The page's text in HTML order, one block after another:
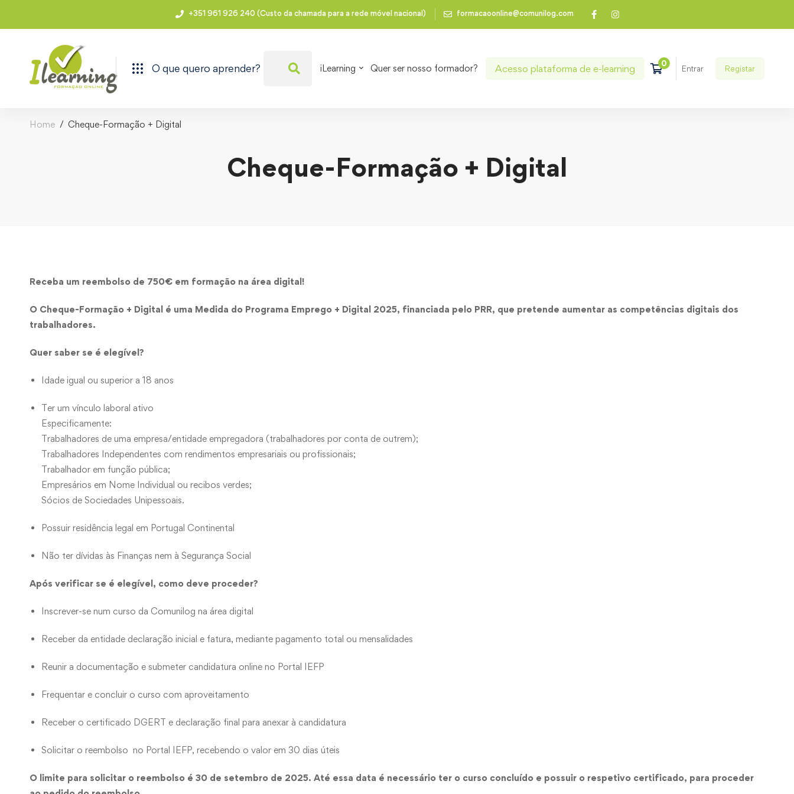
+351 961 926 240 (Custo da chamada para a rede móvel nacional) formacaoonline@comunilog.com
O que quero aprender? iLearning Quer ser nosso formador? Acesso plataforma de e-learning Entrar Registar
Home Cheque-Formação + Digital
Cheque-Formação + Digital
Receba um reembolso de 750€ em formação na área digital!
O Cheque-Formação + Digital é uma Medida do Programa Emprego + Digital 2025, financiada pelo PRR, que pretende aumentar as competências digitais dos
trabalhadores.
Quer saber se é elegível?
Idade igual ou superior a 18 anos
Ter um vínculo laboral ativo
Especificamente:
Trabalhadores de uma empresa/entidade empregadora (trabalhadores por conta de outrem);
Trabalhadores Independentes com rendimentos empresariais ou profissionais;
Trabalhador em função pública;
Empresários em Nome Individual ou recibos verdes;
Sócios de Sociedades Unipessoais.
Possuir residência legal em Portugal Continental
Não ter dívidas às Finanças nem à Segurança Social
Após verificar se é elegível, como deve proceder?
Inscrever-se num curso da Comunilog na área digital
Receber da entidade declaração inicial e fatura, mediante pagamento total ou mensalidades
Reunir a documentação e submeter candidatura online no Portal IEFP
Frequentar e concluir o curso com aproveitamento
Receber o certificado DGERT e declaração final para anexar à candidatura
Solicitar o reembolso no Portal IEFP, recebendo o valor em 30 dias úteis
O limite para solicitar o reembolso é 30 de setembro de 2025. Até essa data é necessário ter o curso concluído e possuir o respetivo certificado, para proceder